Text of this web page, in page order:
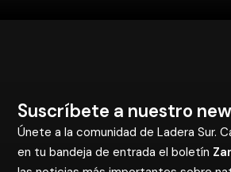
Suscríbete a nuestro
Únete a la comunidad de Ladera Sur.
en tu bandeja de entrada el boletín